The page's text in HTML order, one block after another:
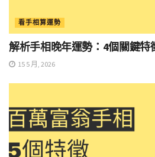
看手相算運勢
解析手相晚年運勢：4個關鍵特
15 5 月, 2026